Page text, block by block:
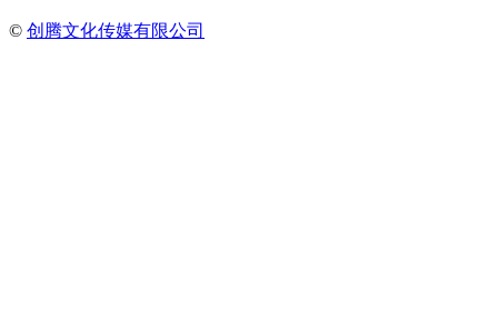
© 创腾文化传媒有限公司